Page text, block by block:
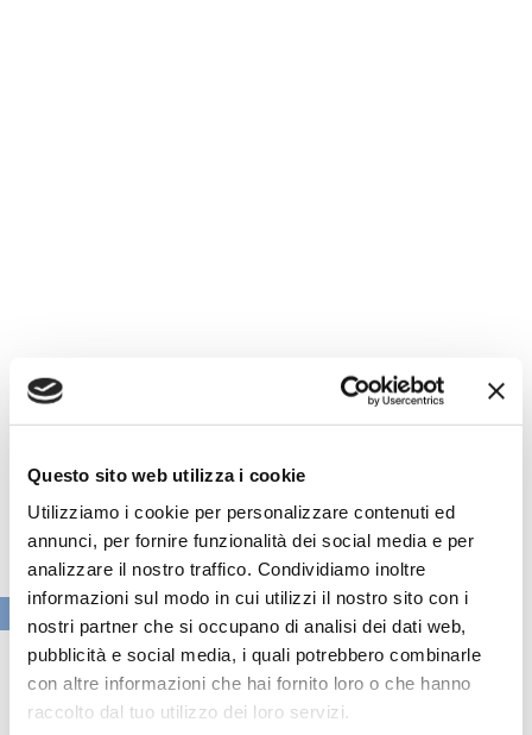
Questo sito web utilizza i cookie
Utilizziamo i cookie per personalizzare contenuti ed
annunci, per fornire funzionalità dei social media e per
analizzare il nostro traffico. Condividiamo inoltre
informazioni sul modo in cui utilizzi il nostro sito con i
nostri partner che si occupano di analisi dei dati web,
pubblicità e social media, i quali potrebbero combinarle
con altre informazioni che hai fornito loro o che hanno
raccolto dal tuo utilizzo dei loro servizi.